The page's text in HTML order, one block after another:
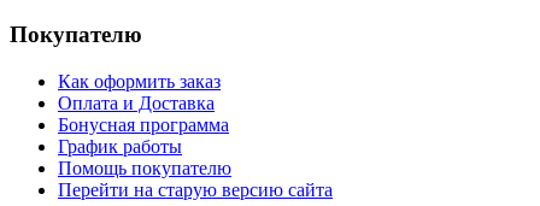
Покупателю
Как оформить заказ
Оплата и Доставка
Бонусная программа
График работы
Помощь покупателю
Перейти на старую версию сайта